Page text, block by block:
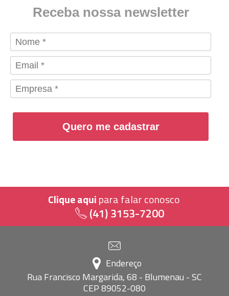
Receba nossa newsletter
Quero me cadastrar
Clique aquipara falar conosco
(41) 3153-7200
Endereço
Rua Francisco Margarida, 68 - Blumenau - SC
CEP 89052-080